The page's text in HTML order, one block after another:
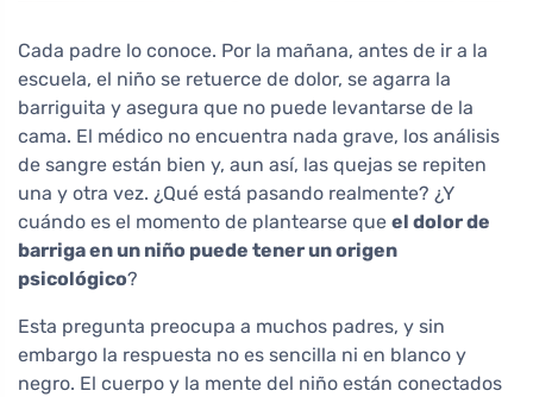
Cada padre lo conoce. Por la mañana, antes de ir a la
escuela, el niño se retuerce de dolor, se agarra la
barriguita y asegura que no puede levantarse de la
cama. El médico no encuentra nada grave, los análisis
de sangre están bien y, aun así, las quejas se repiten
una y otra vez. ¿Qué está pasando realmente? ¿Y
cuándo es el momento de plantearse que el dolor de
barriga en un niño puede tener un origen
psicológico?
Esta pregunta preocupa a muchos padres, y sin
embargo la respuesta no es sencilla ni en blanco y
negro. El cuerpo y la mente del niño están conectados